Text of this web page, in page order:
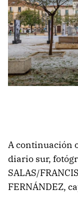
A continuación
diario sur,
SALAS/
FERNÁNDEZ,